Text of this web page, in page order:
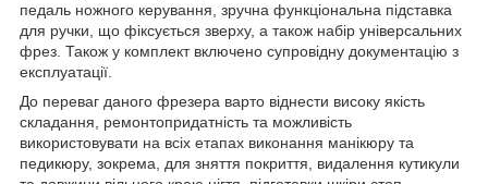
педаль ножного керування, зручна функціональна підставка
для ручки, що фіксується зверху, а також набір універсальних
фрез. Також у комплект включено супровідну документацію з
експлуатації.
До переваг даного фрезера варто віднести високу якість
складання, ремонтопридатність та можливість
використовувати на всіх етапах виконання манікюру та
педикюру, зокрема, для зняття покриття, видалення кутикули